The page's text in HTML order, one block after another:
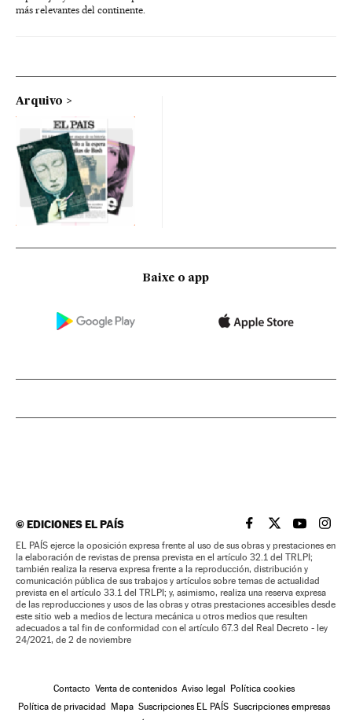
más relevantes del continente.
Arquivo
Baixe o app
©EDICIONES EL PAÍS EL PAÍS BRASIL EN
EL PAÍSEL PAÍS
EL
EL PAÍS ejerce la oposición expresa frente al uso de sus obras y prestaciones en
la elaboración de revistas de prensa prevista en el artículo 32.1 del TRLPI;
también realiza la reserva expresa frente a la reproducción, distribución y
comunicación pública de sus trabajos y artículos sobre temas de actualidad
prevista en el artículo 33.1 del TRLPI; y, asimismo, realiza una reserva expresa
de las reproducciones y usos de las obras y otras prestaciones accesibles desde
este sitio web a medios de lectura mecánica u otros medios que resulten
adecuados a tal fin de conformidad con el artículo 67.3 del Real Decreto - ley
24/2021, de 2 de noviembre
Contacto Venta de contenidos Aviso legal
Política cookies
Política de privacidad
Mapa Suscripciones EL PAÍS Suscripciones empresas